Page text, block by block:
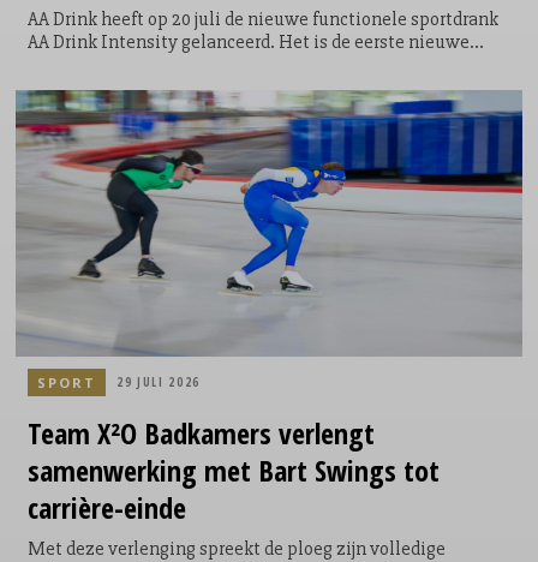
AA Drink heeft op 20 juli de nieuwe functionele sportdrank
AA Drink Intensity gelanceerd. Het is de eerste nieuwe
assortiment toevoegt. De introductie vond plaats tijdens de
allereerste AA Drink Intensity Games: een speciaal
ontwikkelde sportwedstrijd waarin twintig fitfluencers,
sporters en creators uit Nederland en België het tegen
elkaar opnamen.
Team X²O Badkamers verlengt
samenwerking met Bart Swings tot
carrière-einde
Met deze verlenging spreekt de ploeg zijn volledige
SPORT 29 JULI 2026